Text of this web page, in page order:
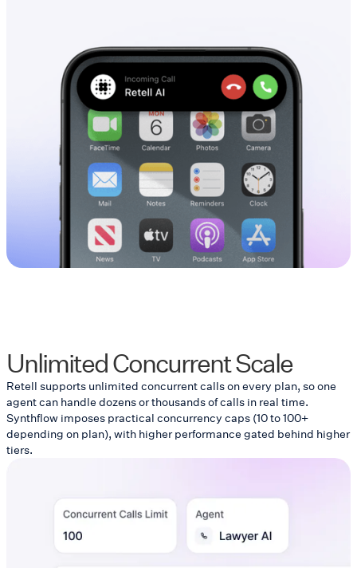
Unlimited Concurrent Scale
Retell supports unlimited concurrent calls on every plan, so one
agent can handle dozens or thousands of calls in real time.
Synthflow imposes practical concurrency caps (10 to 100+
depending on plan), with higher performance gated behind higher
tiers.